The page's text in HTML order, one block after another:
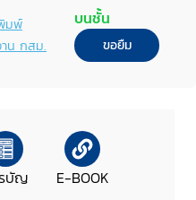
มพ์
น กสม.
บนชั้น
ขอยืม
บัญ E-BOOK